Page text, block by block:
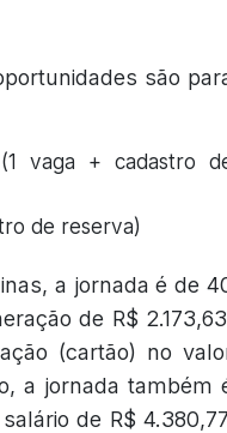
são
vaga + cadastro
de reserva)
a jornada é de
de R$
(cartão) no
a jornada também
de R$